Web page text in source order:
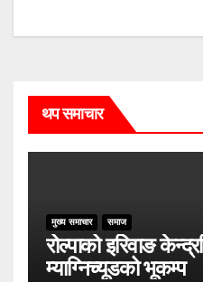
थप समाचार
मुख्य समाचार समाज
रोल्पाको इरिवाङ
म्याग्निच्यूडको भूकम्प